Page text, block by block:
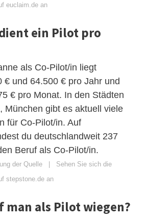
euclaim.de an
ein Pilot pro
als Co-Pilot/in liegt
€ und 64.500 € pro Jahr und
€ pro Monat. In den Städten
München gibt es aktuell viele
für Co-Pilot/in. Auf
du deutschlandweit 237
Beruf als Co-Pilot/in.
der Quelle | Sehen Sie sich die
stepstone.de an
man als Pilot wiegen?